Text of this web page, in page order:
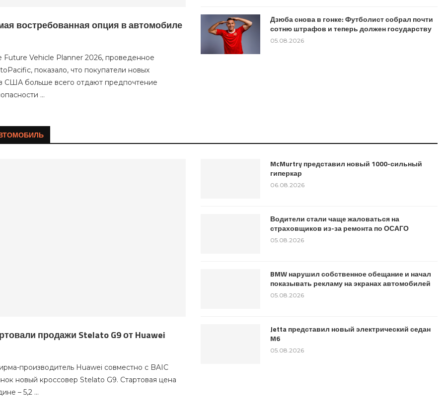
востребованная опция в автомобиле
Future Vehicle Planner 2026, проведенное
показало, что покупатели новых
США больше всего отдают предпочтение
…
Дзюба снова в гонке: Футболист собрал почти
сотню штрафов и теперь должен государству
05.08.2026
продажи Stelato G9 от Huawei
производитель Huawei совместно с BAIC
новый кроссовер Stelato G9. Стартовая цена
– 5,2 …
McMurtry представил новый 1000-сильный
гиперкар
06.08.2026
Водители стали чаще жаловаться на
страховщиков из-за ремонта по ОСАГО
05.08.2026
BMW нарушил собственное обещание и начал
показывать рекламу на экранах автомобилей
05.08.2026
Jetta представил новый электрический седан
M6
05.08.2026